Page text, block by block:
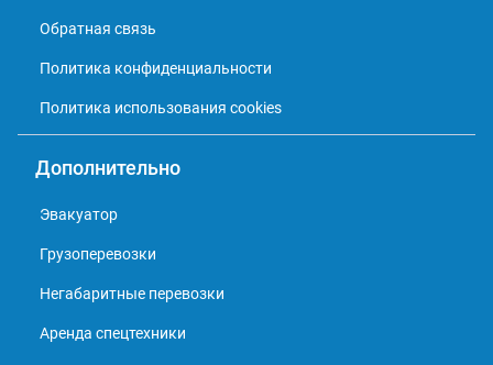
Обратная связь
Политика конфиденциальности
Политика использования cookies
Дополнительно
Эвакуатор
Грузоперевозки
Негабаритные перевозки
Аренда спецтехники